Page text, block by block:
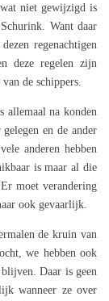
niet gewijzigd is
Want daar
regenachtigen
deze regelen zijn
de schippers.
allemaal na konden
en de ander
anderen hebben
is maar al die
moet verandering
ook gevaarlijk.
de kruin van
we hebben ook
blijven. Daar is geen
wanneer ze over